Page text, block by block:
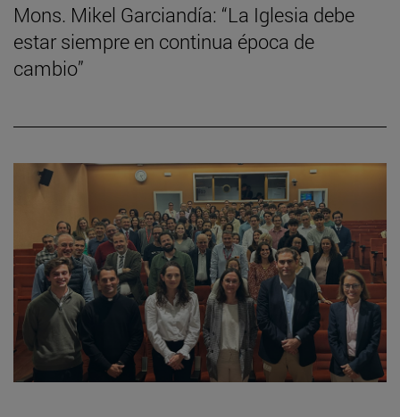
Mons. Mikel Garciandía: “La Iglesia debe
estar siempre en continua época de
cambio”